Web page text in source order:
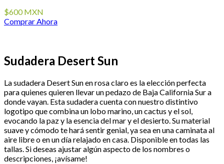
$600 MXN
Comprar Ahora
Sudadera Desert Sun
La sudadera Desert Sun en rosa claro es la elección perfecta
para quienes quieren llevar un pedazo de Baja California Sur a
donde vayan. Esta sudadera cuenta con nuestro distintivo
logotipo que combina un lobo marino, un cactus y el sol,
evocando la paz y la esencia del mar y el desierto. Su material
suave y cómodo te hará sentir genial, ya sea en una caminata al
aire libre o en un día relajado en casa. Disponible en todas las
tallas. Si deseas ajustar algún aspecto de los nombres o
descripciones, ¡avísame!